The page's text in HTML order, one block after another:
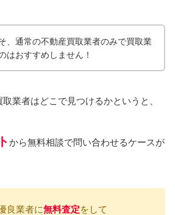
、通常の不動産買取業者のみで買取業
はおすすめしません！
業者はどこで見つけるかというと、
から無料相談で問い合わせるケースが
良業者に無料査定をして